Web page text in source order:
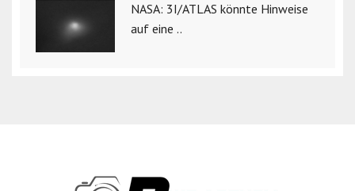
NASA: 3I/ATLAS könnte Hinweise
auf eine ..